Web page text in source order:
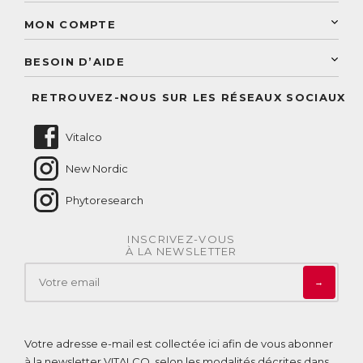
Découvrez le catalogue
Paiement sécurisé
Conseils personnalisés
Conseil personnalisé
MON COMPTE
BESOIN D’AIDE
RETROUVEZ-NOUS SUR LES RÉSEAUX SOCIAUX
Vitalco
New Nordic
Phytoresearch
INSCRIVEZ-VOUS
À LA NEWSLETTER
→
Votre adresse e-mail est collectée ici afin de vous abonner